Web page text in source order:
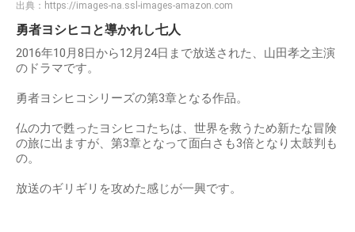
出典： https://images-na.ssl-images-amazon.com
勇者ヨシヒコと導かれし七人
2016年10月8日から12月24日まで放送された、山田孝之主演
のドラマです。
勇者ヨシヒコシリーズの第3章となる作品。
仏の力で甦ったヨシヒコたちは、世界を救うため新たな冒険
の旅に出ますが、第3章となって面白さも3倍となり太鼓判も
の。
放送のギリギリを攻めた感じが一興です。